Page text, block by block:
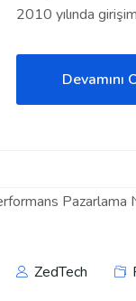
2010 yılında
Devamını
ZedTech